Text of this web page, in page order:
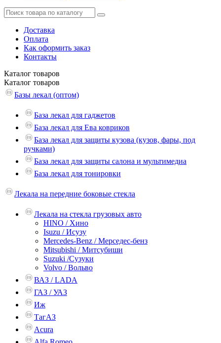
Доставка
Оплата
Как оформить заказ
Контакты
Каталог товаров
Каталог товаров
Базы лекал (оптом)
База лекал для гаджетов
База лекал для Ева ковриков
База лекал для защиты кузова (кузов, фары, под
ручками)
База лекал для защиты салона и мультимедиа
База лекал для тонировки
Лекала на передние боковые стекла
Лекала на стекла грузовых авто
HINO / Хино
Isuzu / Исузу
Mercedes-Benz / Мерседес-бенз
Mitsubishi / Митсубиши
Suzuki /Сузуки
Volvo / Вольво
ВАЗ / LADA
ГАЗ / УАЗ
Иж
ТагАЗ
Acura